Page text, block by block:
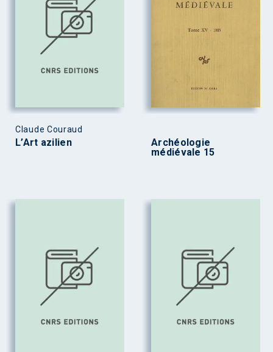
Claude Couraud
L’Art azilien
Archéologie
médiévale 15